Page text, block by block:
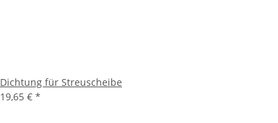
Dichtung für Streuscheibe
19,65 € *